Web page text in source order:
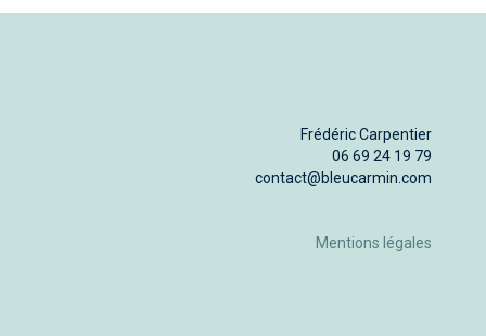
Frédéric Carpentier
06 69 24 19 79
contact@bleucarmin.com
Mentions légales